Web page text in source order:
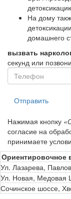
На дому
домашнего
вызвать
секунд или
Отправить
Нажимая кнопку
согласие на
принимаете
Ориентировочное
Ул. Лазарева,
Ул. Новая, Медовая
Сочинское шоссе,